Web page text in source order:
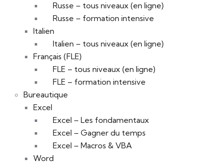
Russe – tous niveaux (en ligne)
Russe – formation intensive
Italien
Italien – tous niveaux (en ligne)
Français (FLE)
FLE – tous niveaux (en ligne)
FLE – formation intensive
Bureautique
Excel
Excel – Les fondamentaux
Excel – Gagner du temps
Excel – Macros & VBA
Word